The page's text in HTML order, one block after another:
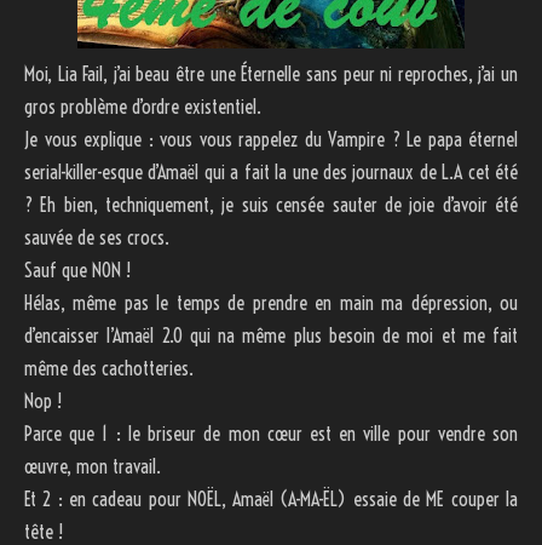
Moi, Lia Fail, j’ai beau être une Éternelle sans peur ni reproches, j’ai un
gros problème d’ordre existentiel.
Je vous explique : vous vous rappelez du Vampire ? Le papa éternel
serial-killer-esque d’Amaël qui a fait la une des journaux de L.A cet été
? Eh bien, techniquement, je suis censée sauter de joie d’avoir été
sauvée de ses crocs.
Sauf que NON !
Hélas, même pas le temps de prendre en main ma dépression, ou
d’encaisser l’Amaël 2.0 qui na même plus besoin de moi et me fait
même des cachotteries.
Nop !
Parce que 1 : le briseur de mon cœur est en ville pour vendre son
œuvre, mon travail.
Et 2 : en cadeau pour NOËL, Amaël (A-MA-ËL) essaie de ME couper la
tête !